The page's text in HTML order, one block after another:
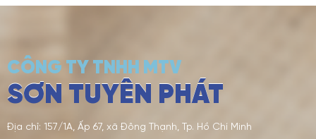
CÔNG TY TNHH MTV
SƠN TUYÊN PHÁT
Địa chỉ: 157/1A, Ấp 67, xã Đông Thạnh, Tp. Hồ Chí Minh